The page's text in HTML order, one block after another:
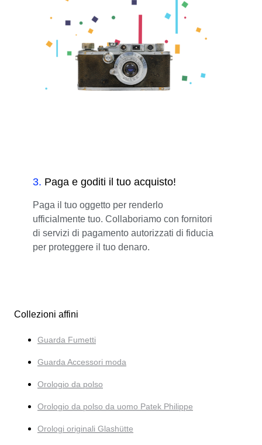
3. Paga e goditi il tuo acquisto!
Paga il tuo oggetto per renderlo
ufficialmente tuo. Collaboriamo con fornitori
di servizi di pagamento autorizzati di fiducia
per proteggere il tuo denaro.
Collezioni affini
Guarda Fumetti
Guarda Accessori moda
Orologio da polso
Orologio da polso da uomo Patek Philippe
Orologi originali Glashütte